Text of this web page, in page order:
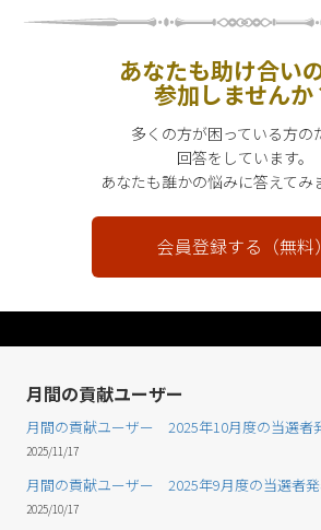
あなたも助け合い
参加しませんか
多くの方が困っている方の
回答をしています。
あなたも誰かの悩みに答えてみ
会員登録する（無料）
月間の貢献ユーザー
月間の貢献ユーザー 2025年10月度の当選者
2025/11/17
月間の貢献ユーザー 2025年9月度の当選者
2025/10/17